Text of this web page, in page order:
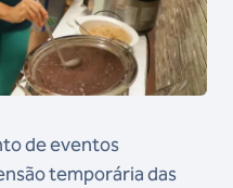
de eventos
temporária das